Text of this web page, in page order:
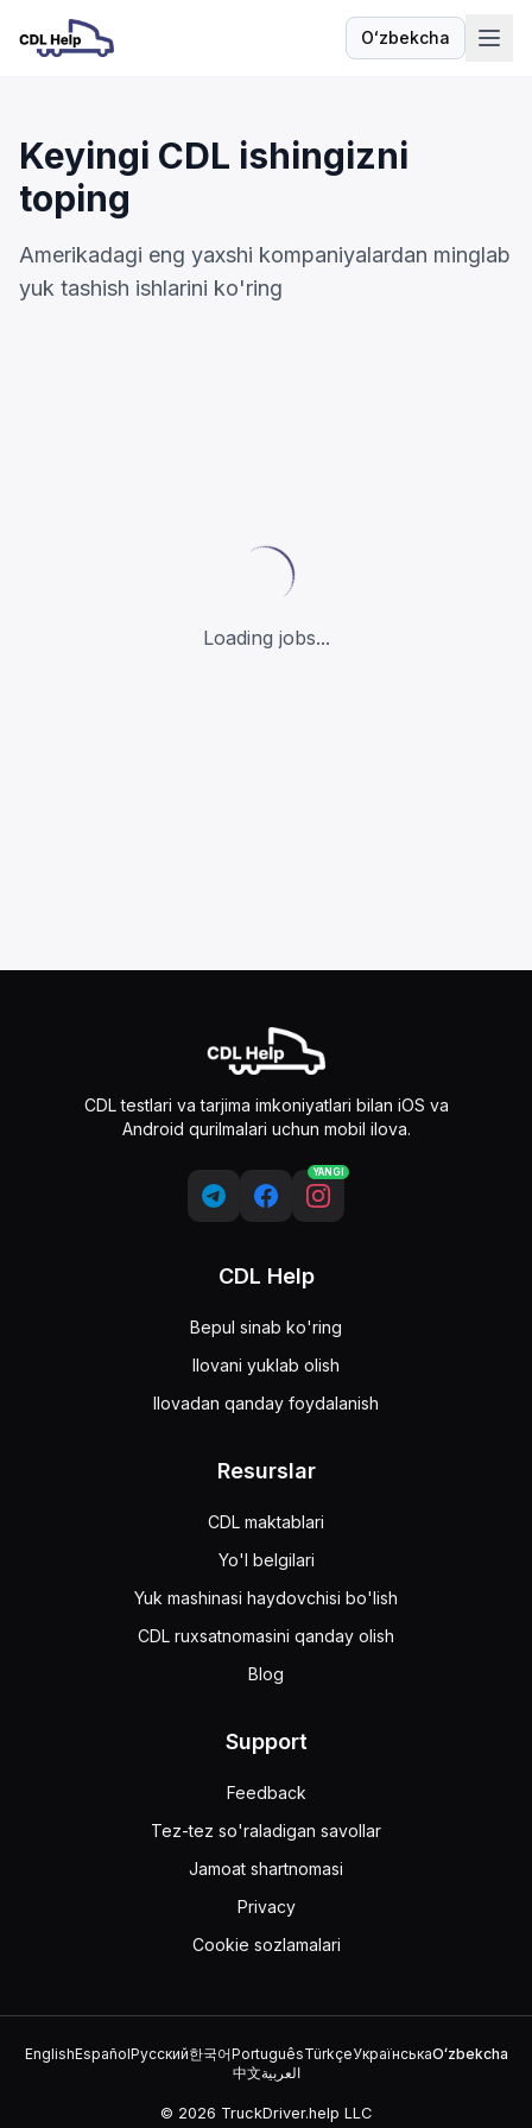
Oʻzbekcha
Til
Keyingi CDL ishingizni
toping
Amerikadagi eng yaxshi kompaniyalardan minglab
yuk tashish ishlarini ko'ring
Loading jobs...
CDL testlari va tarjima imkoniyatlari bilan iOS va
Android qurilmalari uchun mobil ilova.
YANGI
CDL Help
Bepul sinab ko'ring
Ilovani yuklab olish
Ilovadan qanday foydalanish
Resurslar
CDL maktablari
Yo'l belgilari
Yuk mashinasi haydovchisi bo'lish
CDL ruxsatnomasini qanday olish
Blog
Support
Feedback
Tez-tez so'raladigan savollar
Jamoat shartnomasi
Privacy
Cookie sozlamalari
EnglishEspañolРусский한국어PortuguêsTürkçeУкраїнськаOʻzbekcha
中文العربية
© 2026 TruckDriver.help LLC